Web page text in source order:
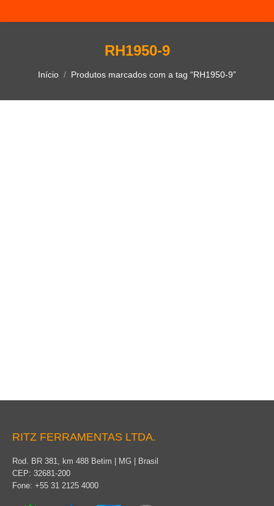
RH1950-9
Você está aqui:
Início Produtos marcados com a tag “RH1950-9”
RITZ FERRAMENTAS LTDA.
Rod. BR 381, km 488 Betim | MG | Brasil
CEP: 32681-200
Fone: +55 31 2125 4000